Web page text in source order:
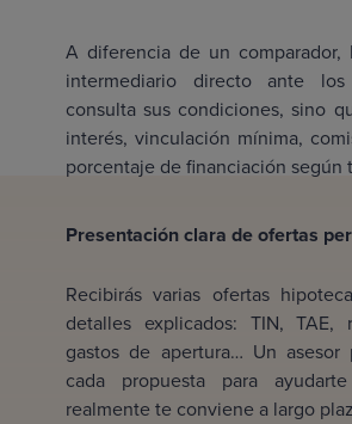
A diferencia de un comparador,
intermediario directo ante
consulta sus condiciones, sino
interés, vinculación mínima,
porcentaje de financiación según
Presentación clara de ofertas
Recibirás varias ofertas
detalles explicados: TIN, TAE,
gastos de apertura… Un asesor
cada propuesta para
realmente te conviene a largo